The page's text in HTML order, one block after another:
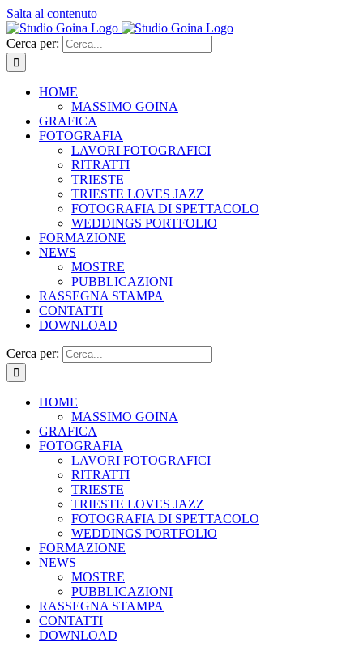
Salta al contenuto
Cerca per:
HOME
MASSIMO GOINA
GRAFICA
FOTOGRAFIA
LAVORI FOTOGRAFICI
RITRATTI
TRIESTE
TRIESTE LOVES JAZZ
FOTOGRAFIA DI SPETTACOLO
WEDDINGS PORTFOLIO
FORMAZIONE
NEWS
MOSTRE
PUBBLICAZIONI
RASSEGNA STAMPA
CONTATTI
DOWNLOAD
Cerca per:
HOME
MASSIMO GOINA
GRAFICA
FOTOGRAFIA
LAVORI FOTOGRAFICI
RITRATTI
TRIESTE
TRIESTE LOVES JAZZ
FOTOGRAFIA DI SPETTACOLO
WEDDINGS PORTFOLIO
FORMAZIONE
NEWS
MOSTRE
PUBBLICAZIONI
RASSEGNA STAMPA
CONTATTI
DOWNLOAD